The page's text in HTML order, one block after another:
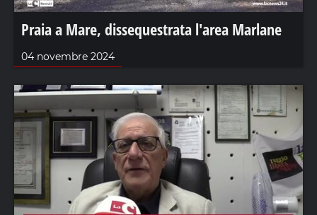
Praia a Mare, dissequestrata l'area Marlane
04 novembre 2024